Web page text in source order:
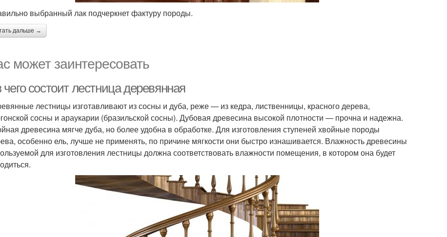
выбранный лак подчеркнет фактуру породы.
дальше →
может заинтересовать
чего состоит лестница деревянная
лестницы изготавливают из сосны и дуба, реже — из кедра, лиственницы, красного дерева,
сосны и араукарии (бразильской сосны). Дубовая древесина высокой плотности — прочна и надежна.
древесина мягче дуба, но более удобна в обработке. Для изготовления ступеней хвойные породы
особенно ель, лучше не применять, по причине мягкости они быстро изнашивается. Влажность древесины
для изготовления лестницы должна соответствовать влажности помещения, в котором она будет